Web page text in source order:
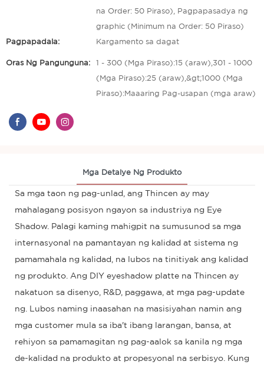
na Order: 50 Piraso), Pagpapasadya ng
graphic (Minimum na Order: 50 Piraso)
Pagpapadala: Kargamento sa dagat
Oras Ng Pangunguna: 1 - 300 (Mga Piraso):15 (araw),301 - 1000
(Mga Piraso):25 (araw),&gt;1000 (Mga
Piraso):Maaaring Pag-usapan (mga araw)
Mga Detalye Ng Produkto
Sa mga taon ng pag-unlad, ang Thincen ay may
mahalagang posisyon ngayon sa industriya ng Eye
Shadow. Palagi kaming mahigpit na sumusunod sa mga
internasyonal na pamantayan ng kalidad at sistema ng
pamamahala ng kalidad, na lubos na tinitiyak ang kalidad
ng produkto. Ang DIY eyeshadow platte na Thincen ay
nakatuon sa disenyo, R&D, paggawa, at mga pag-update
ng. Lubos naming inaasahan na masisiyahan namin ang
mga customer mula sa iba't ibang larangan, bansa, at
rehiyon sa pamamagitan ng pag-aalok sa kanila ng mga
de-kalidad na produkto at propesyonal na serbisyo. Kung